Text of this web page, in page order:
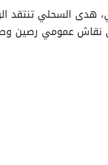
هدى السحلي تنتقد
نقاش عمومي رصين